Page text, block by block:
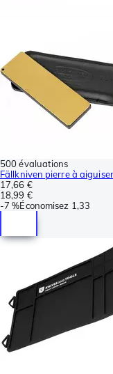
500 évaluations
Fällkniven pierre à
17,66 €
18,99 €
-7 %Économisez 1,33